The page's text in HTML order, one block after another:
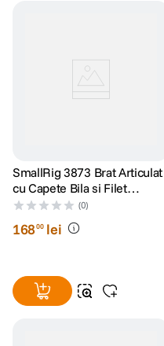
ulanzi
SmallRig 3873 Brat Articulat
cu Capete Bila si Filet
1/4"-20
(0)
16800 lei